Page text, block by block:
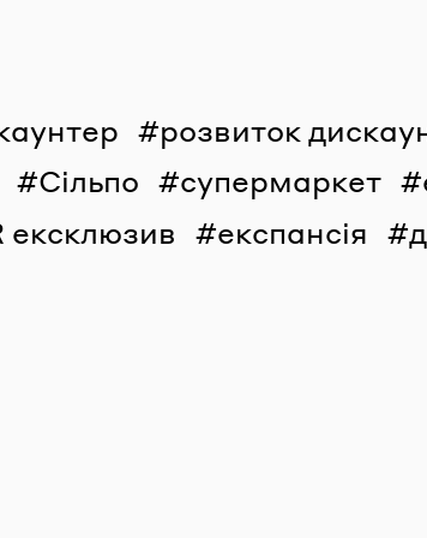
розвиток
Сільпо супермаркет
ексклюзив
експансія